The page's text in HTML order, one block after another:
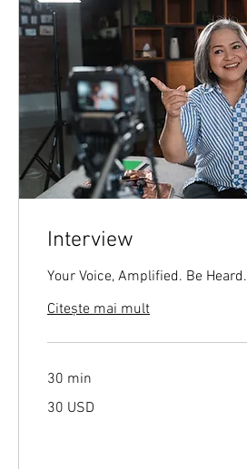
Interview
Your Voice, Amplified. Be Heard.
Citește mai mult
30 min
de
30 USD